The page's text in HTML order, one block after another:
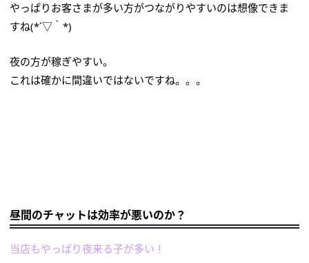
やっぱりお客さまが多い方がつながりやすいのは想像できま
すね(*´▽｀*)
夜の方が稼ぎやすい。
これは確かに間違いではないですね。。。
昼間のチャットは効率が悪いのか？
当店もやっぱり夜来る子が多い！